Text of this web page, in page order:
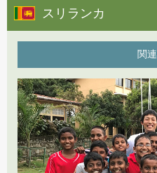
2015年10月15日
野球指導員、ネパ
2015年8月21日
ネパール野球の有
2015年6月2日
希望から絶望へ
第28回 BFA アジ
2017年9月13日
スリランカ野球を
2017年6月12日
スリランカ野球の
スリランカ
関